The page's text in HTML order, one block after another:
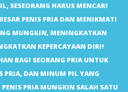
SESEORANG HARUS MENCARI
PENIS PRIA DAN MENIKMATI
MUNGKIN, MENINGKATKAN
KEPERCAYAAN DIRI!
BAGI SEORANG PRIA UNTUK
PRIA, DAN MINUM PIL YANG
PRIA MUNGKIN SALAH SATU